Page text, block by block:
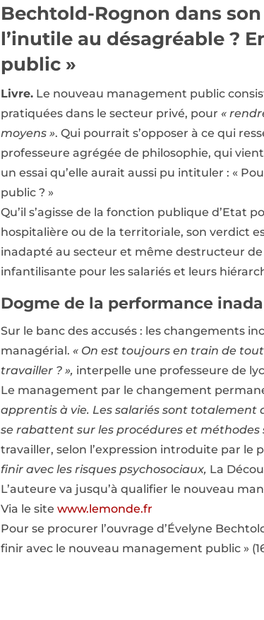
Bechtold-Rognon dans
l’inutile au désagréable ?
public »
Livre.Le nouveau management public
pratiquées dans le secteur privé, pour «
moyens ». Qui pourrait s’opposer à ce qui
professeure agrégée de philosophie, qui
un essai qu’elle aurait aussi pu intituler : «
public ? »
Qu’il s’agisse de la fonction publique d’Etat
hospitalière ou de la territoriale, son verdict
inadapté au secteur et même destructeur de
infantilisante pour les salariés et leurs
Dogme de la performance
Sur le banc des accusés : les changements
managérial. « On est toujours en train de
travailler ? », interpelle une professeure de
Le management par le changement
apprentis à vie. Les salariés sont totalement
se rabattent sur les procédures et méthodes
travailler, selon l’expression introduite par le
finir avec les risques psychosociaux, La
L’auteure va jusqu’à qualifier le nouveau
Via le site www.lemonde.fr
Pour se procurer l’ouvrage d’Évelyne
finir avec le nouveau management public »